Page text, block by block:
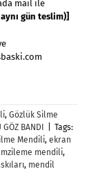
mail ile
aynı gün teslim)]
, Gözlük Silme
GÖZ BANDI
Tags:
Mendili, ekran
mendili,
, mendil